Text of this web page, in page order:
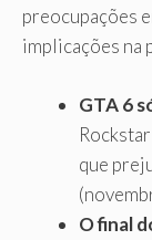
preocupações
implicações na
GTA 6
que
O final